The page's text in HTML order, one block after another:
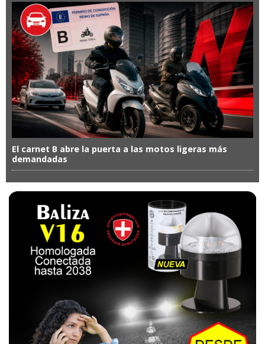
El carnet B abre la puerta a las motos ligeras más
demandadas